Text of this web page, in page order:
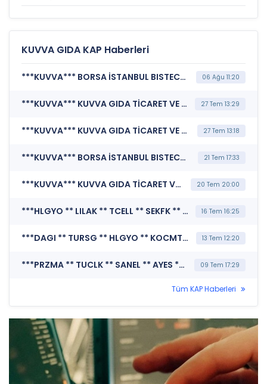
KUVVA GIDA KAP Haberleri
***KUVVA*** BORSA İSTANBUL BISTECH DEVRE KESİCİ UYGULAMASI (Pay Bazında Devre Kesici Bildirimi) 06 Ağu 11:20
***KUVVA*** KUVVA GIDA TİCARET VE SANAYİ YATIRIMLARI A.Ş. (Kar Payı Dağıtım İşlemlerine İlişkin Bildirim) 27 Tem 13:29
***KUVVA*** KUVVA GIDA TİCARET VE SANAYİ YATIRIMLARI A.Ş. (Genel Kurul İşlemlerine İlişkin Bildirim) 27 Tem 13:18
***KUVVA*** BORSA İSTANBUL BISTECH DEVRE KESİCİ UYGULAMASI (Pay Bazında Devre Kesici Bildirimi) 21 Tem 17:33
***KUVVA*** KUVVA GIDA TİCARET VE SANAYİ YATIRIMLARI A.Ş. (Sermaye Artırımı - Azaltımı İşlemlerine İlişkin Bildirim) 20 Tem 20:00
***HLGYO ** LILAK ** TCELL ** SEKFK ** TRALT ** CWENE ** GIPTA ** CRFSA ** SKBNK ** SNGYO ** ALARK ** TNZTP ** DOHOL ** ENKAI ** KUVVA ** IEYHO ** AKSA ** PETKM ** AKENR ** RUZYE ** EKOS ** HRKET ** NTHOL ** OZYSR ** DZGYO ** ENDAE ** EREGL ** OTKAR ** ISCTR ** FRMPL*** MERKEZİ KAYIT KURULUŞU A.Ş. (Borsada İşlem Gören Tipe Dönüşüm Duyurusu) 16 Tem 16:25
***DAGI ** TURSG ** HLGYO ** KOCMT ** ALBRK ** TCELL ** SEKFK ** CEMAS ** SISE ** TSPOR ** VAKFN ** SKBNK ** BIOEN ** DENGE ** IHLGM ** GSDDE ** BETAE ** GRNYO ** SANEL ** SELVA ** VKGYO ** EKGYO ** VERTU ** KAREL ** KUVVA ** IEYHO ** PRZMA ** ARMGD ** EUYO ** GENTS ** DOFRB ** KARSN ** ISFIN ** BRKO ** HRKET ** NTHOL ** OZYSR ** TTKOM ** KZBGY ** USAK ** SRVGY ** BFREN ** BAGFS ** TEKTU*** MERKEZİ KAYIT KURULUŞU A.Ş. (SPK İşlem Yasağı Nedeniyle Pay Duyurusu) 13 Tem 12:20
***PRZMA ** TUCLK ** SANEL ** AYES ** VERTU ** BRKO ** SEKFK ** KUVVA*** MERKEZİ KAYIT KURULUŞU A.Ş. (Borsada İşlem Gören Tipe Dönüşüm Duyurusu) 09 Tem 17:29
Tüm KAP Haberleri